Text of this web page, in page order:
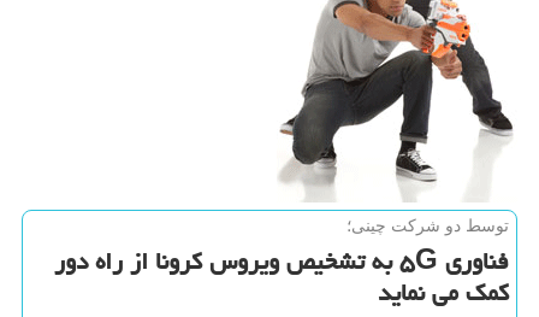
توسط دو شركت چینی؛
فناوری ۵G به تشخیص ویروس كرونا از راه دور
كمك می نماید